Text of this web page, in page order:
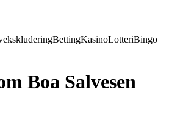
BettingKasinoLotteriBingo
Boa Salvesen